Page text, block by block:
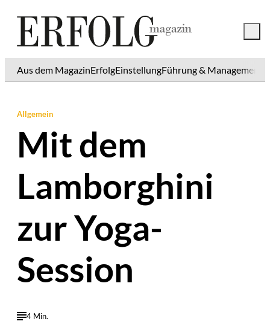
Aus dem MagazinErfolgEinstellungFührung & Management
Allgemein
Mit dem
Lamborghini
zur Yoga-
Session
4 Min.